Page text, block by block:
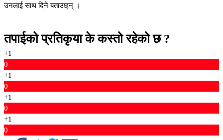
उनलाई साथ दिने बताउछ्न् ।
तपाईको प्रतिकृया के कस्तो रहेको छ ?
+1
0
+1
0
+1
0
+1
0